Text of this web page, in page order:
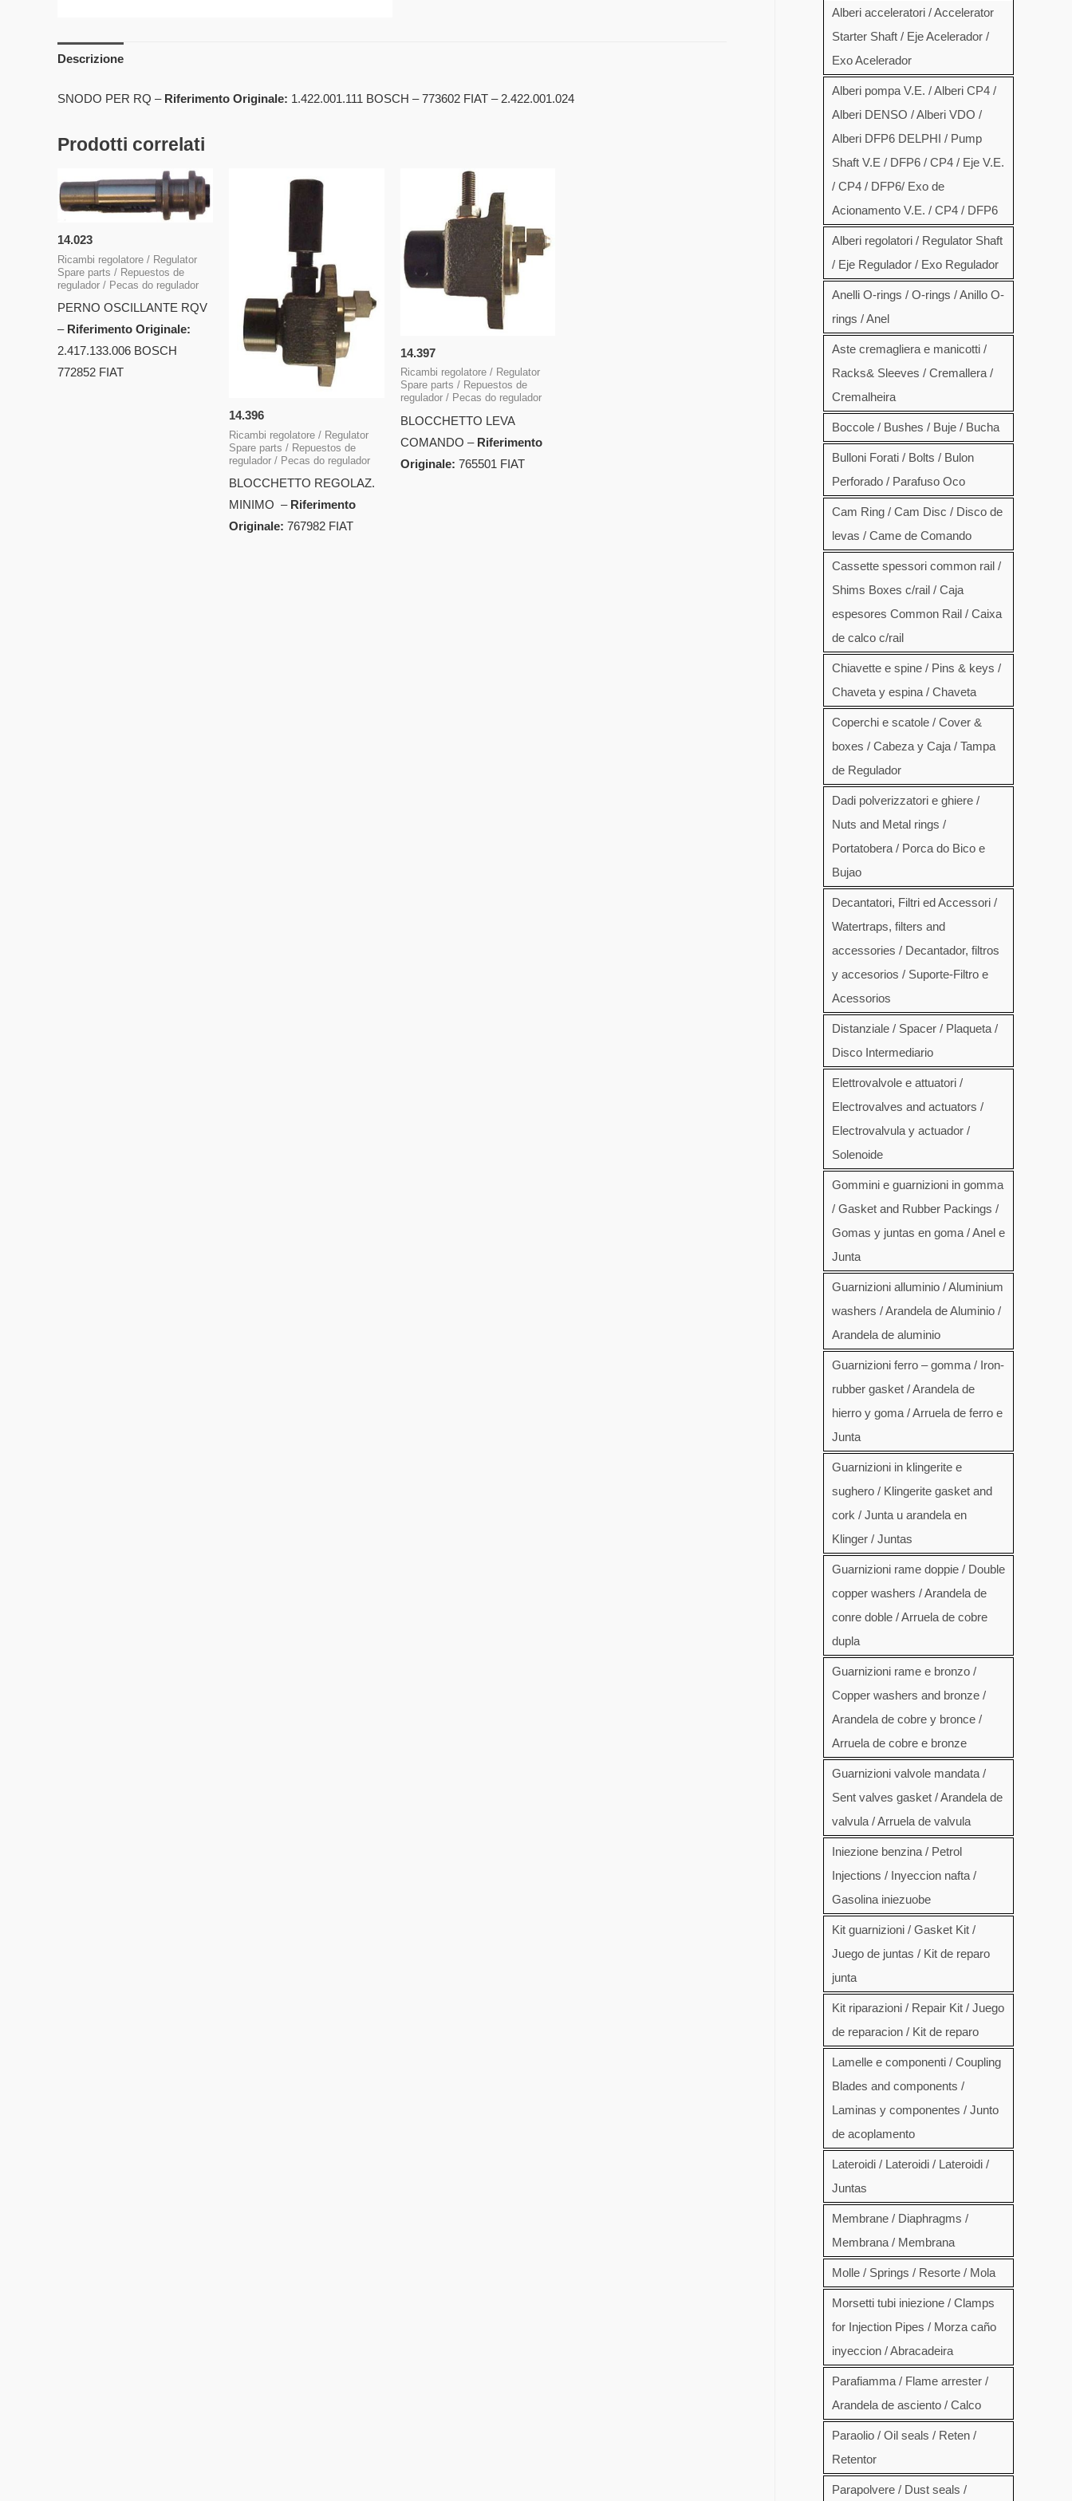
Descrizione
SNODO PER RQ – Riferimento Originale: 1.422.001.111 BOSCH – 773602 FIAT – 2.422.001.024
Prodotti correlati
14.023
Ricambi regolatore / Regulator
Spare parts / Repuestos de
regulador / Pecas do regulador
PERNO OSCILLANTE RQV
– Riferimento Originale:
2.417.133.006 BOSCH
772852 FIAT
14.396
Ricambi regolatore / Regulator
Spare parts / Repuestos de
regulador / Pecas do regulador
BLOCCHETTO REGOLAZ.
MINIMO – Riferimento
Originale: 767982 FIAT
14.397
Ricambi regolatore / Regulator
Spare parts / Repuestos de
regulador / Pecas do regulador
BLOCCHETTO LEVA
COMANDO – Riferimento
Originale: 765501 FIAT
Alberi acceleratori / Accelerator
Starter Shaft / Eje Acelerador /
Exo Acelerador
Alberi pompa V.E. / Alberi CP4 /
Alberi DENSO / Alberi VDO /
Alberi DFP6 DELPHI / Pump
Shaft V.E / DFP6 / CP4 / Eje V.E.
/ CP4 / DFP6/ Exo de
Acionamento V.E. / CP4 / DFP6
Alberi regolatori / Regulator Shaft
/ Eje Regulador / Exo Regulador
Anelli O-rings / O-rings / Anillo O-
rings / Anel
Aste cremagliera e manicotti /
Racks& Sleeves / Cremallera /
Cremalheira
Boccole / Bushes / Buje / Bucha
Bulloni Forati / Bolts / Bulon
Perforado / Parafuso Oco
Cam Ring / Cam Disc / Disco de
levas / Came de Comando
Cassette spessori common rail /
Shims Boxes c/rail / Caja
espesores Common Rail / Caixa
de calco c/rail
Chiavette e spine / Pins & keys /
Chaveta y espina / Chaveta
Coperchi e scatole / Cover &
boxes / Cabeza y Caja / Tampa
de Regulador
Dadi polverizzatori e ghiere /
Nuts and Metal rings /
Portatobera / Porca do Bico e
Bujao
Decantatori, Filtri ed Accessori /
Watertraps, filters and
accessories / Decantador, filtros
y accesorios / Suporte-Filtro e
Acessorios
Distanziale / Spacer / Plaqueta /
Disco Intermediario
Elettrovalvole e attuatori /
Electrovalves and actuators /
Electrovalvula y actuador /
Solenoide
Gommini e guarnizioni in gomma
/ Gasket and Rubber Packings /
Gomas y juntas en goma / Anel e
Junta
Guarnizioni alluminio / Aluminium
washers / Arandela de Aluminio /
Arandela de aluminio
Guarnizioni ferro – gomma / Iron-
rubber gasket / Arandela de
hierro y goma / Arruela de ferro e
Junta
Guarnizioni in klingerite e
sughero / Klingerite gasket and
cork / Junta u arandela en
Klinger / Juntas
Guarnizioni rame doppie / Double
copper washers / Arandela de
conre doble / Arruela de cobre
dupla
Guarnizioni rame e bronzo /
Copper washers and bronze /
Arandela de cobre y bronce /
Arruela de cobre e bronze
Guarnizioni valvole mandata /
Sent valves gasket / Arandela de
valvula / Arruela de valvula
Iniezione benzina / Petrol
Injections / Inyeccion nafta /
Gasolina iniezuobe
Kit guarnizioni / Gasket Kit /
Juego de juntas / Kit de reparo
junta
Kit riparazioni / Repair Kit / Juego
de reparacion / Kit de reparo
Lamelle e componenti / Coupling
Blades and components /
Laminas y componentes / Junto
de acoplamento
Lateroidi / Lateroidi / Lateroidi /
Juntas
Membrane / Diaphragms /
Membrana / Membrana
Molle / Springs / Resorte / Mola
Morsetti tubi iniezione / Clamps
for Injection Pipes / Morza caño
inyeccion / Abracadeira
Parafiamma / Flame arrester /
Arandela de asciento / Calco
Paraolio / Oil seals / Reten /
Retentor
Parapolvere / Dust seals /